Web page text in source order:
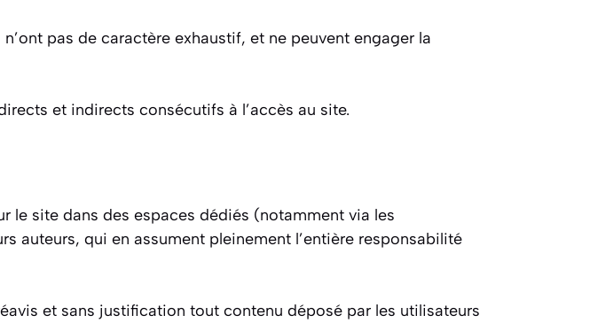
pas de caractère exhaustif, et ne peuvent engager la
et indirects consécutifs à l’accès au site.
le site dans des espaces dédiés (notamment via les
auteurs, qui en assument pleinement l’entière responsabilité
et sans justification tout contenu déposé par les utilisateurs